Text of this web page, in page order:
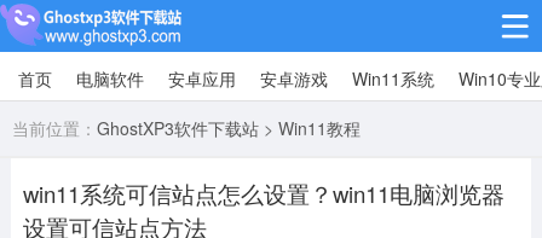
Win10专业版
Win10纯净版
Win11系统
首页 电脑软件 安卓应用 安卓游戏 Win11系统 Win10专
当前位置： GhostXP3软件下载站 > Win11教程
win11系统可信站点怎么设置？win11电脑浏览器
设置可信站点方法